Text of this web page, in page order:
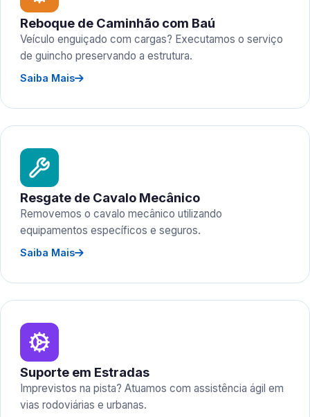
Reboque de Caminhão com Baú
Veículo enguiçado com cargas? Executamos o serviço
de guincho preservando a estrutura.
Saiba Mais
Resgate de Cavalo Mecânico
Removemos o cavalo mecânico utilizando
equipamentos específicos e seguros.
Saiba Mais
Suporte em Estradas
Imprevistos na pista? Atuamos com assistência ágil em
vias rodoviárias e urbanas.